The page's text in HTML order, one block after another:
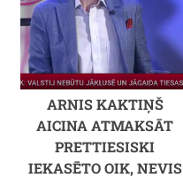
ARNIS KAKTIŅŠ
AICINA ATMAKSĀT
PRETTIESISKI
IEKASĒTO OIK, NEVIS